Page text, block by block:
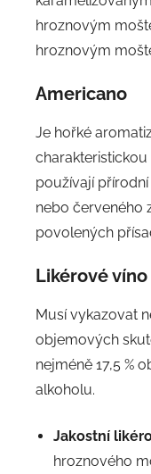
hroznovým
hroznovým
Americano
Je hořké
používají
nebo červeného
povolených
Likérové víno
Musí vykazovat
objemových
nejméně 17,5 %
alkoholu.
Jakostní
hroznového